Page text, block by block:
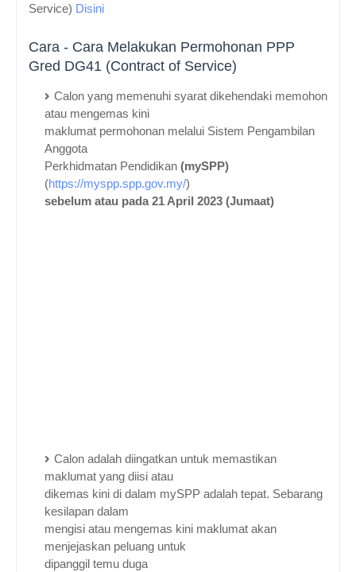
Service) Disini
Cara - Cara Melakukan Permohonan PPP
Gred DG41 (Contract of Service)
Calon yang memenuhi syarat dikehendaki memohon
atau mengemas kini
maklumat permohonan melalui Sistem Pengambilan
Anggota
Perkhidmatan Pendidikan (mySPP)
(https://myspp.spp.gov.my/)
sebelum atau pada 21 April 2023 (Jumaat)
Calon adalah diingatkan untuk memastikan
maklumat yang diisi atau
dikemas kini di dalam mySPP adalah tepat. Sebarang
kesilapan dalam
mengisi atau mengemas kini maklumat akan
menjejaskan peluang untuk
dipanggil temu duga